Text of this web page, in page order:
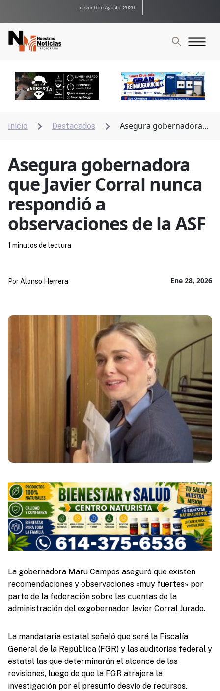
Jueves 6 de Agosto, 2026
Inicio  Destacados 
Asegura gobernadora
Asegura gobernadora
que Javier Corral nunca
respondió a
observaciones de la ASF
Ene 28, 2026
Por Alonso Herrera
1 minutos de lectura
La gobernadora Maru Campos aseguró que existen
recomendaciones y observaciones «muy fuertes» por
parte de la federación sobre las cuentas de la
administración del exgobernador Javier Corral Jurado.
La mandataria estatal señaló que será la Fiscalía
General de la República (FGR) y las auditorías federal y
estatal las que determinarán el alcance de las
revisiones, luego de que la FGR atrajera la
investigación por el presunto desvío de recursos.